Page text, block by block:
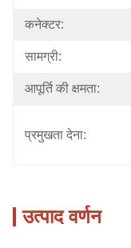
कनेक्टर:
सामग्री:
आपूर्ति की क्षमता:
प्रमुखता देना:
उत्पाद वर्णन